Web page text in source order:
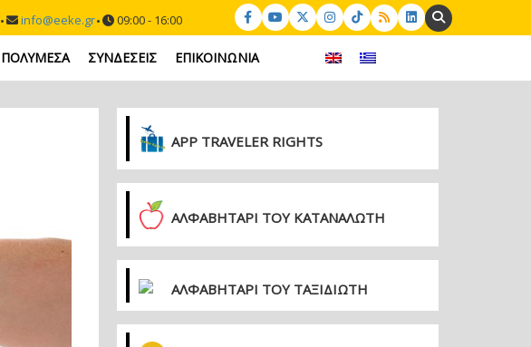
info@eeke.gr 09:00 - 16:00 Search:
ΠΟΛΥΜΕΣΑ ΣΥΝΔΕΣΕΙΣ ΕΠΙΚΟΙΝΩΝΙΑ
APP TRAVELER RIGHTS
ΑΛΦΑΒΗΤΑΡΙ ΤΟΥ ΚΑΤΑΝΑΛΩΤΗ
ΑΛΦΑΒΗΤΑΡΙ ΤΟΥ ΤΑΞΙΔΙΩΤΗ